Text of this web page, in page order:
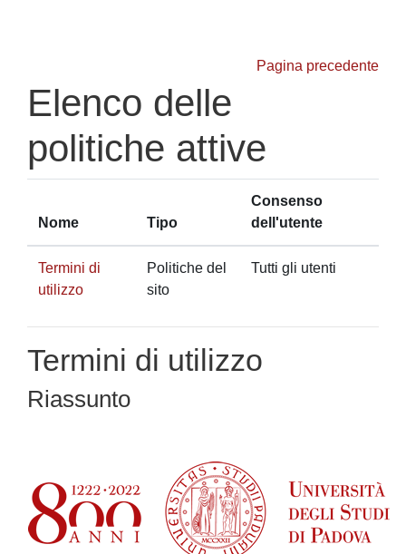
Pagina precedente
Elenco delle
politiche attive
Nome Tipo
Consenso
dell'utente
Termini di
utilizzo
Politiche del
sito
Tutti gli utenti
Termini di utilizzo
Riassunto